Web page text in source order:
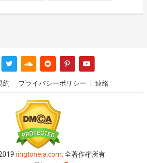
約 プライバシーポリシー 連絡
ringtoneja.com . 全著作権所有.